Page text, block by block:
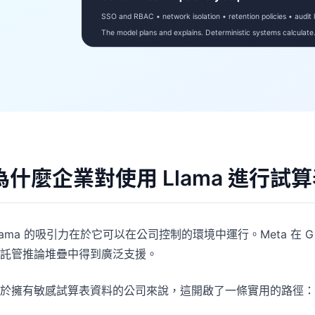
什麼企業對使用 Llama 進行試
的吸引力在於它可以在公司控制的環境中運行。Meta 在
管推論堆疊中得到廣泛支援。
擁有敏感試算表資料的公司來說，這開啟了一條實用的路徑：